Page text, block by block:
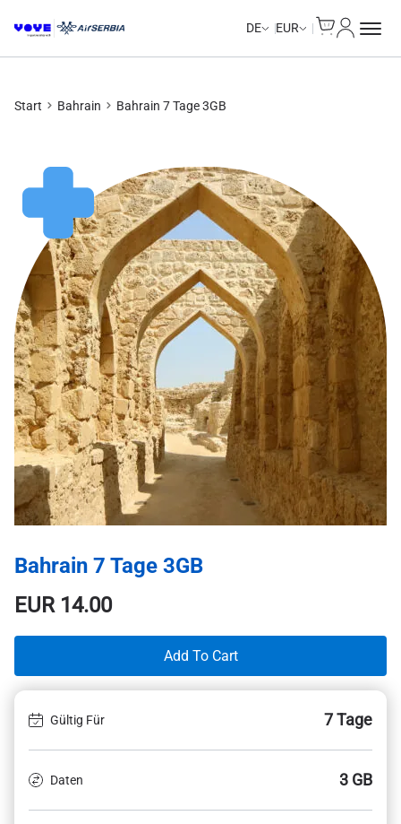
DE EUR
Start Bahrain Bahrain 7 Tage 3GB
Bahrain 7 Tage 3GB
EUR14.00
Add To Cart
Gültig Für 7 Tage
Daten 3 GB